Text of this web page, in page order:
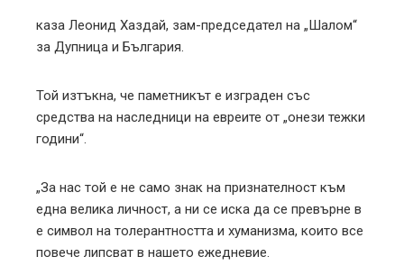
каза Леонид Хаздай, зам-председател на „Шалом“
за Дупница и България.
Той изтъкна, че паметникът е изграден със
средства на наследници на евреите от „онези тежки
години“.
„За нас той е не само знак на признателност към
една велика личност, а ни се иска да се превърне в
е символ на толерантността и хуманизма, които все
повече липсват в нашето ежедневие.